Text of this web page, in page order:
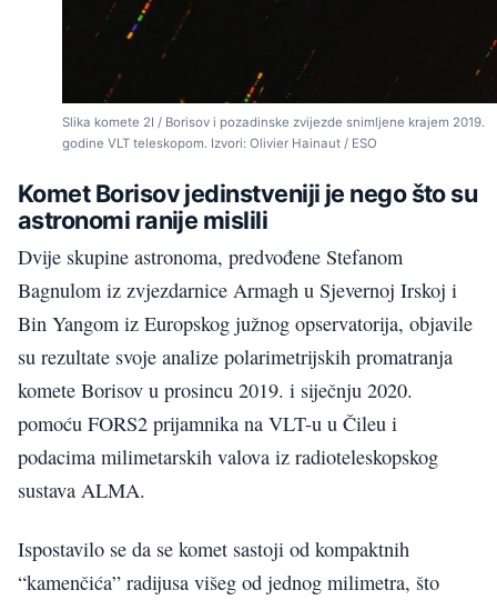
Slika komete 2I / Borisov i pozadinske zvijezde snimljene krajem 2019.
godine VLT teleskopom. Izvori: Olivier Hainaut / ESO
Komet Borisov jedinstveniji je nego što su
astronomi ranije mislili
Dvije skupine astronoma, predvođene Stefanom
Bagnulom iz zvjezdarnice Armagh u Sjevernoj Irskoj i
Bin Yangom iz Europskog južnog opservatorija, objavile
su rezultate svoje analize polarimetrijskih promatranja
komete Borisov u prosincu 2019. i siječnju 2020.
pomoću FORS2 prijamnika na VLT-u u Čileu i
podacima milimetarskih valova iz radioteleskopskog
sustava ALMA.
Ispostavilo se da se komet sastoji od kompaktnih
“kamenčića” radijusa višeg od jednog milimetra, što